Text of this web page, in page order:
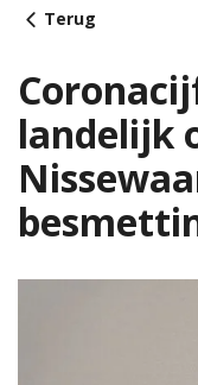
Terug
landelijk